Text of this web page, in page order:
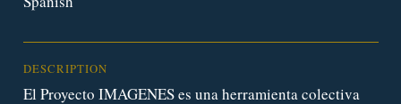
DESCRIPTION
El Proyecto IMAGENES es una herramienta colectiva